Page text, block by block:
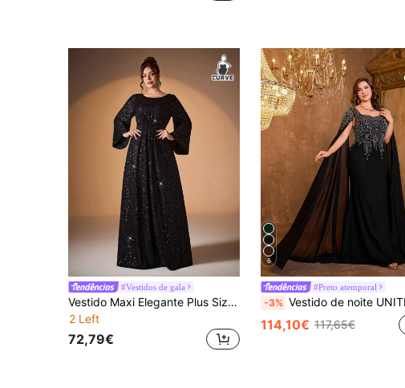
#Vestidos de gala
Vestido Maxi Elegante Plus Size Preto para Verão/Outono, Gola Redonda, Manga Comprida, Mangas Flare, Peito Plissado com Lantejoulas, Charme Suave, para Festa, Festival e Casamento
2 Left
72,79€
6
#Preto atemporal
-3% Vestido de noite UNITHORSE para mulher, ajustado, em malha de linho bordada, decote quadrado, manga extra comprida, preto, para casamento,
114,10€ 117,65€